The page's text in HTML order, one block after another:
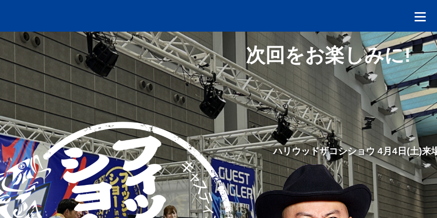
ハリウッドザコシショウ 4月4日(土)来
次回をお楽しみに!